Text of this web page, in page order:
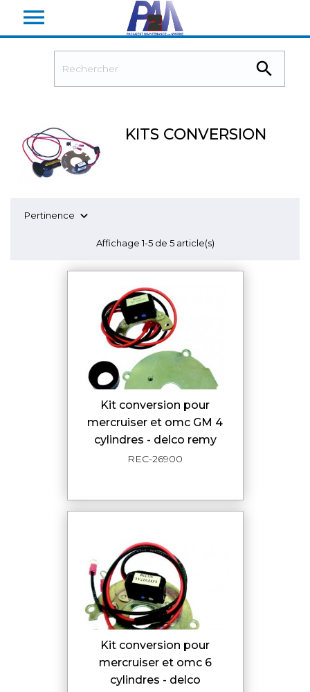


KITS CONVERSION
Pertinence 
Affichage 1-5 de 5 article(s)
kit conversion pour
mercruiser et omc GM 4
cylindres - delco remy
REC-26900
kit conversion pour
mercruiser et omc 6
cylindres - delco